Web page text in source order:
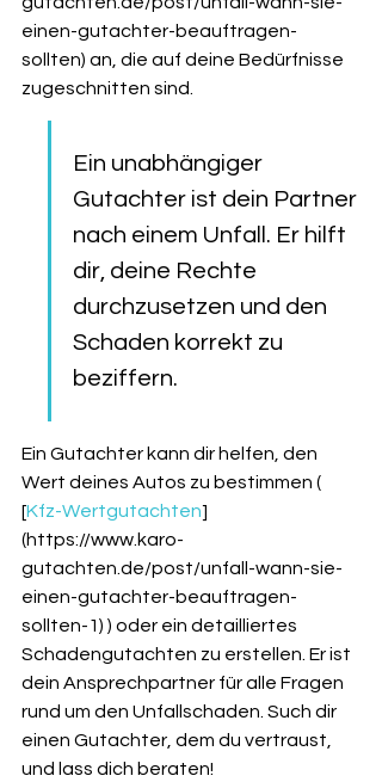
einen-gutachter-beauftragen-
sollten) an, die auf deine Bedürfnisse
zugeschnitten sind.
Ein unabhängiger
Gutachter ist dein Partner
nach einem Unfall. Er hilft
dir, deine Rechte
durchzusetzen und den
Schaden korrekt zu
beziffern.
Ein Gutachter kann dir helfen, den
Wert deines Autos zu bestimmen (
[Kfz-Wertgutachten]
(https://www.karo-
gutachten.de/post/unfall-wann-sie-
einen-gutachter-beauftragen-
sollten-1) ) oder ein detailliertes
Schadengutachten zu erstellen. Er ist
dein Ansprechpartner für alle Fragen
rund um den Unfallschaden. Such dir
einen Gutachter, dem du vertraust,
und lass dich beraten!